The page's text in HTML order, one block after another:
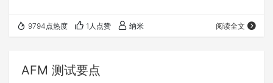
9794点热度 1人点赞 纳米 阅读全文
AFM 测试要点